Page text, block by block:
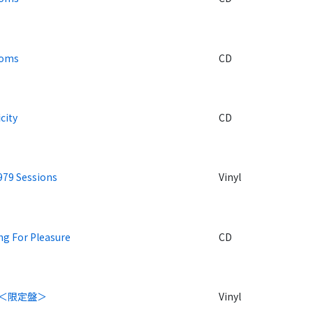
CD
CD
Sessions Vinyl
For Pleasure CD
限定盤＞ Vinyl